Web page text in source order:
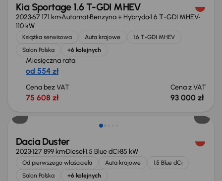
Kia Sportage 1.6 T-GDI MHEV
202367 171 kmAutomatBenzyna + Hybryda1.6 T-GDI MHEV
110 kW
Książka serwisowa Auta krajowe
1.6 T-GDI MHEV
Salon Polska
+6 kolejnych
Miesięczna rata
od 554 zł
Cena bez VAT
75 608 zł
Cena z VAT
93 000 zł
Możliwość odliczenia VAT
Dacia Duster
2023127 899 kmDiesel1.5 Blue dCi85 kW
Od pierwszego właściciela Auta krajowe
1.5 Blue dCi
Salon Polska
+6 kolejnych